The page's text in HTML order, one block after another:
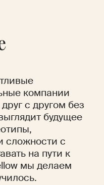
компании
с другом без
будущее
сложности с
на пути к
мы делаем